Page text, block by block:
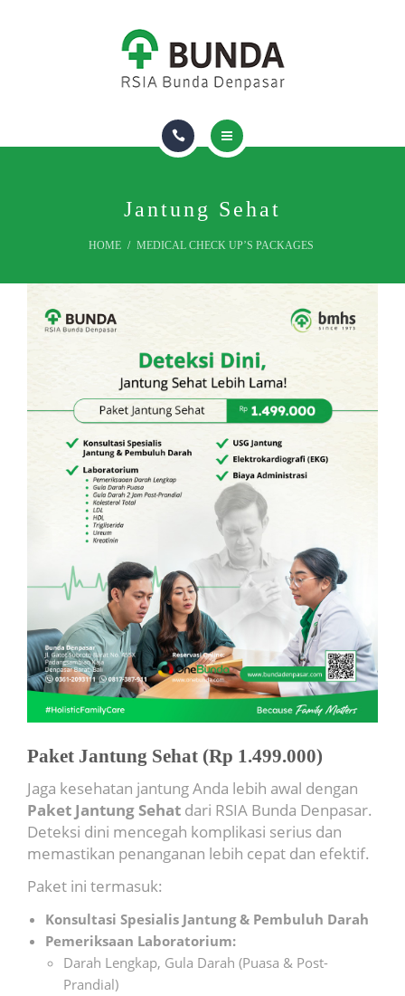
PACKAGES & VACCINES
FIND A DOCTOR
INSURANCE
Jantung Sehat
HOME MEDICAL CHECK UP’S PACKAGES
Paket Jantung Sehat (Rp 1.499.000)
Jaga kesehatan jantung Anda lebih awal dengan
Paket Jantung Sehat dari RSIA Bunda Denpasar.
Deteksi dini mencegah komplikasi serius dan
memastikan penanganan lebih cepat dan efektif.
Paket ini termasuk:
Konsultasi Spesialis Jantung & Pembuluh Darah
Pemeriksaan Laboratorium:
Darah Lengkap, Gula Darah (Puasa & Post-
Prandial)